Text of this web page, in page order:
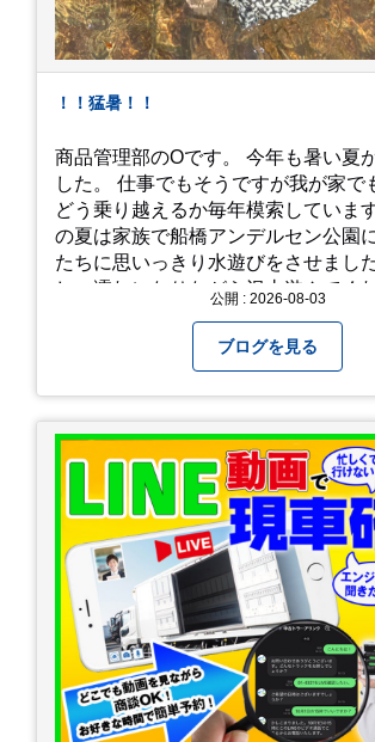
！！猛暑！！
商品管理部のOです。 今年も暑い夏がやってきま
した。 仕事でもそうですが我が家で
どう乗り越えるか毎年模索しています((
の夏は家族で船橋アンデルセン公園
たちに思いっきり水遊びをさせまし
しょ濡れになりながら沢山遊んでくれ
みようと思います。
公開 : 2026-08-03
ブログを見る